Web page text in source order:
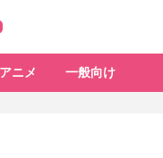
ニメ 一般向け